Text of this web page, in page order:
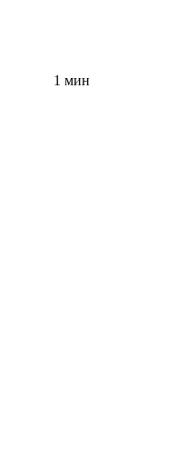
1 мин